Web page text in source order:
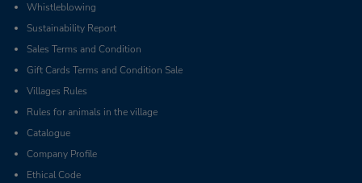
Whistleblowing
Sustainability Report
Sales Terms and Condition
Gift Cards Terms and Condition Sale
Villages Rules
Rules for animals in the village
Catalogue
Company Profile
Ethical Code